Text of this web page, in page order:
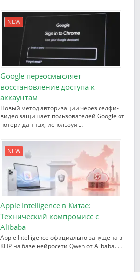
NEW
Google переосмысляет
восстановление доступа к
аккаунтам
Новый метод авторизации через селфи-
видео защищает пользователей Google от
потери данных, используя …
NEW
Apple Intelligence в Китае:
Технический компромисс с
Alibaba
Apple Intelligence официально запущена в
КНР на базе нейросети Qwen от Alibaba. …